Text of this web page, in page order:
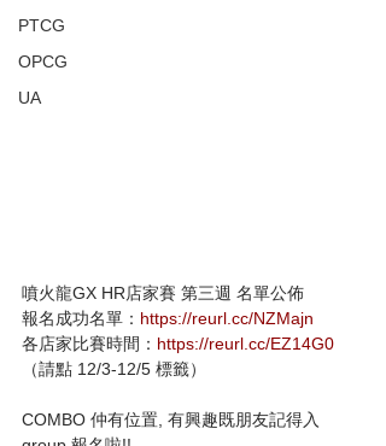
PTCG
OPCG
UA
噴火龍GX HR店家賽 第三週 名單公佈
報名成功名單： https://reurl.cc/NZMajn
各店家比賽時間： https://reurl.cc/EZ14G0
（請點 12/3-12/5 標籤）
COMBO 仲有位置, 有興趣既朋友記得入